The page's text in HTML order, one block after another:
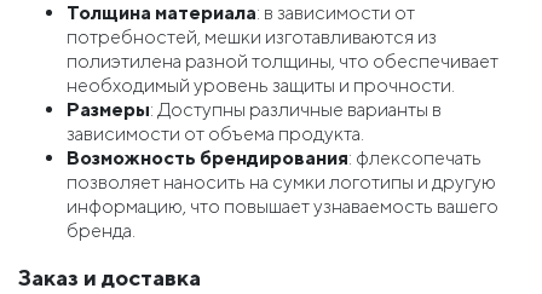
Толщина материала: в зависимости от
потребностей, мешки изготавливаются из
полиэтилена разной толщины, что обеспечивает
необходимый уровень защиты и прочности.
Размеры: Доступны различные варианты в
зависимости от объема продукта.
Возможность брендирования: флексопечать
позволяет наносить на сумки логотипы и другую
информацию, что повышает узнаваемость вашего
бренда.
Заказ и доставка